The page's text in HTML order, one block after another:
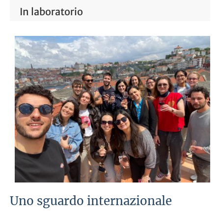
In laboratorio
Uno sguardo internazionale